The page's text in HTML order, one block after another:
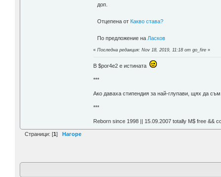
доп.
Отцепена от Какво става?
По предложение на Ласков
«Последна редакция: Nov 18, 2019, 11:18 от go_fire »
В $por4e2 e истината
***
Aко даваха стипендия за най-глупави, щях да
***
Reborn since 1998 || 15.09.2007 totally М$ free &&
Страници: [1] Нагоре